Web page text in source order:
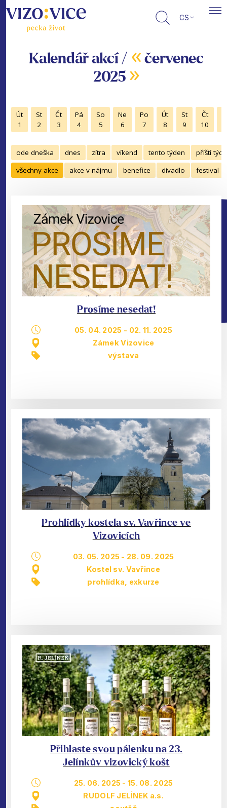
CS
Kalendář akcí / « červenec
2025 »
Út
1
St
2
Čt
3
Pá
4
So
5
Ne
6
Po
7
Út
8
St
9
Čt
10
ode dneška dnes zítra víkend tento týden
příští
všechny akce
akce v nájmu benefice divadlo festival
Prosíme nesedat!
05. 04. 2025 - 02. 11. 2025
Zámek Vizovice
výstava
Prohlídky kostela sv. Vavřince ve
Vizovicích
03. 05. 2025 - 28. 09. 2025
Kostel sv. Vavřince
prohlídka, exkurze
Přihlaste svou pálenku na 23.
Jelínkův vizovický košt
25. 06. 2025 -15. 08. 2025
RUDOLF JELÍNEK a.s.